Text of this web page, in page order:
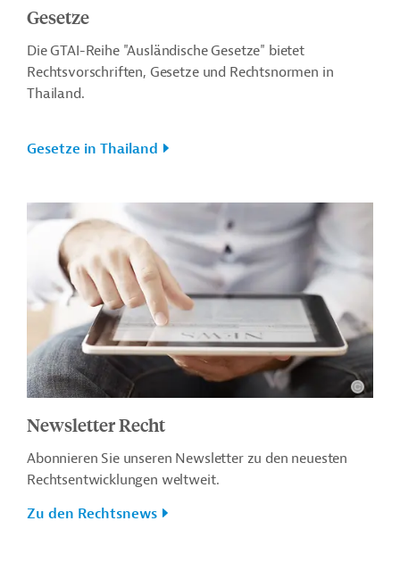
Gesetze
Die GTAI-Reihe "Ausländische Gesetze" bietet
Rechtsvorschriften, Gesetze und Rechtsnormen in
Thailand.
Gesetze in Thailand
Newsletter Recht
Abonnieren Sie unseren Newsletter zu den neuesten
Rechtsentwicklungen weltweit.
Zu den Rechtsnews